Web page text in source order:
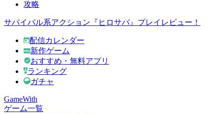
攻略
サバイバル系アクション『ヒロサバ』プレイレビュー！
配信カレンダー
新作ゲーム
おすすめ・無料アプリ
ランキング
ガチャ
GameWith
ゲーム一覧